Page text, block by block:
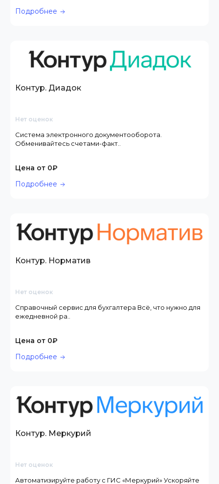
Подробнее
Контур. Диадок
Нет оценок
Система электронного документооборота.
Обменивайтесь счетами-факт..
Цена от 0₽
Подробнее
Контур. Норматив
Нет оценок
Справочный сервис для бухгалтера Всё, что нужно для
ежедневной ра..
Цена от 0₽
Подробнее
Контур. Меркурий
Нет оценок
Автоматизируйте работу с ГИС «Меркурий» Ускоряйте